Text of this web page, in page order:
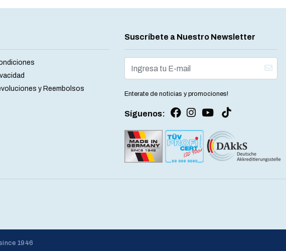
y Reembolsos
Suscríbete a Nuestro Newsletter
Enterate de noticias y promociones!
Síguenos:
1946